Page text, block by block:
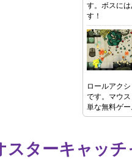
す。ボスに
す！
ロールアク
です。マウ
単な無料ゲ
スターキャッ